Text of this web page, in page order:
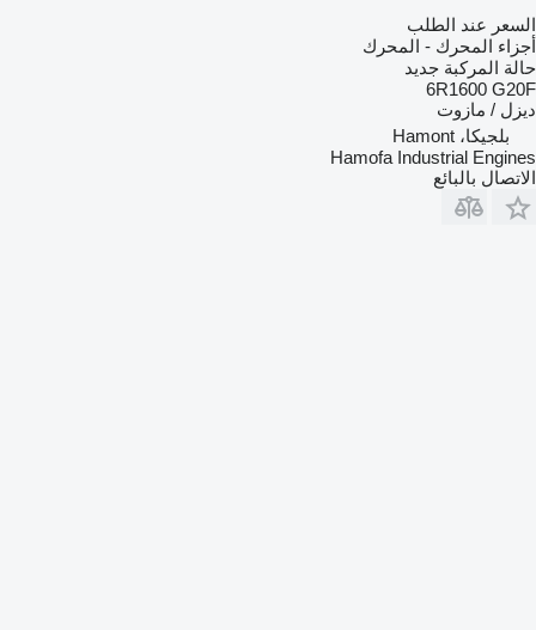
السعر عند الطلب
أجزاء المحرك - المحرك
حالة المركبة جديد
6R1600 G20F
ديزل / مازوت
بلجيكا، Hamont
Hamofa Industrial Engines
الاتصال بالبائع